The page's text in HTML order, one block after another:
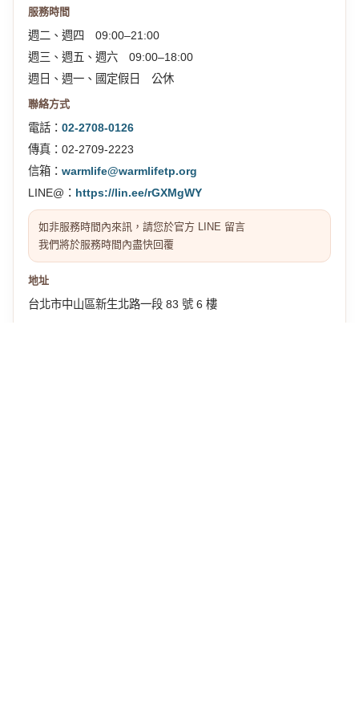
服務時間
週二、週四 09:00–21:00
週三、週五、週六 09:00–18:00
週日、週一、國定假日 公休
聯絡方式
電話： 02-2708-0126
傳真：02-2709-2223
信箱： warmlife@warmlifetp.org
LINE@： https://lin.ee/rGXMgWY
如非服務時間內來訊，請您於官方 LINE 留言
我們將於服務時間內盡快回覆
地址
台北市中山區新生北路一段 83 號 6 樓